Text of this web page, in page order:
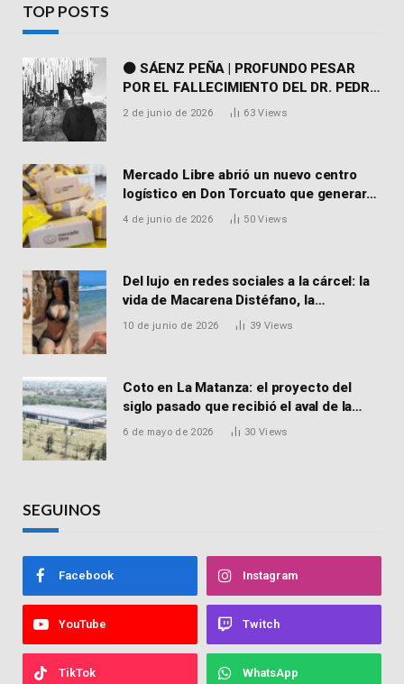
TOP POSTS
⚫ SÁENZ PEÑA | PROFUNDO PESAR
POR EL FALLECIMIENTO DEL DR. PEDRO
MARTORELL
2 de junio de 2026 63Views
Mercado Libre abrió un nuevo centro
logístico en Don Torcuato que generará
900 empleos: cómo enviar el CV
4 de junio de 2026 50Views
Del lujo en redes sociales a la cárcel: la
vida de Macarena Distéfano, la
influencer de San Martín acusada de
10 de junio de 2026 39 Views
Coto en La Matanza: el proyecto del
siglo pasado que recibió el aval de la
Justicia para reactivar una obra frenada
6 de mayo de 2026 30 Views
SEGUINOS
Facebook Instagram
YouTube Twitch
TikTok WhatsApp